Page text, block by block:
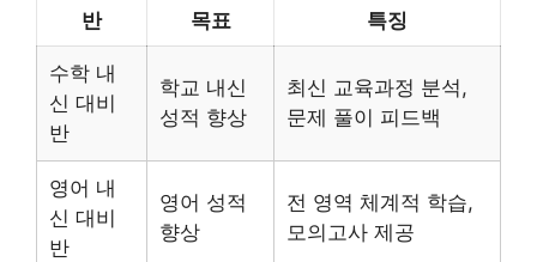
반 목표 특징
수학 내
신 대비
반
학교 내신
성적 향상
최신 교육과정 분석,
문제 풀이 피드백
영어 내
신 대비
반
영어 성적
향상
전 영역 체계적 학습,
모의고사 제공